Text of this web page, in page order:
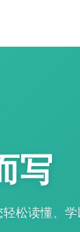
写
松读懂、学